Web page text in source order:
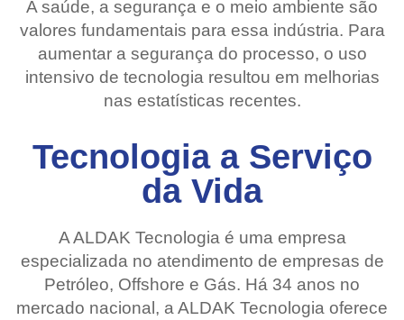
A saúde, a segurança e o meio ambiente são
valores fundamentais para essa indústria. Para
aumentar a segurança do processo, o uso
intensivo de tecnologia resultou em melhorias
nas estatísticas recentes.
Tecnologia a Serviço
da Vida
A ALDAK Tecnologia é uma empresa
especializada no atendimento de empresas de
Petróleo, Offshore e Gás. Há 34 anos no
mercado nacional, a ALDAK Tecnologia oferece